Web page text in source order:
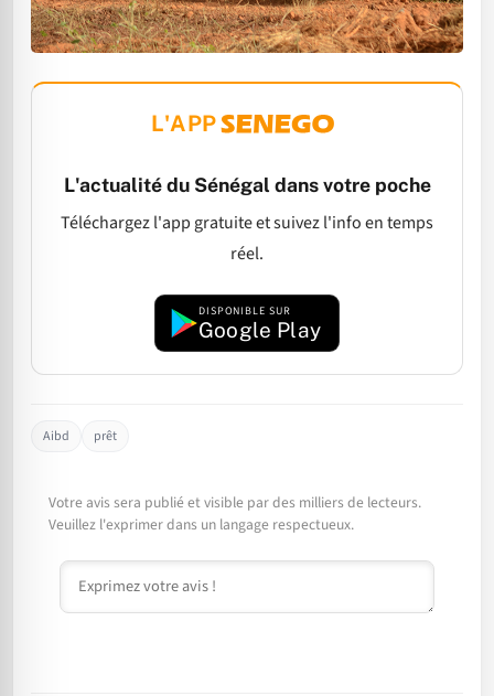
L'APP
L'actualité du Sénégal dans votre poche
Téléchargez l'app gratuite et suivez l'info en temps
réel.
DISPONIBLE SUR
Google Play
Aibd prêt
Votre avis sera publié et visible par des milliers de lecteurs.
Veuillez l'exprimer dans un langage respectueux.
Commentaire